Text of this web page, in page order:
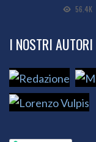
56.4K
I NOSTRI AUTORI